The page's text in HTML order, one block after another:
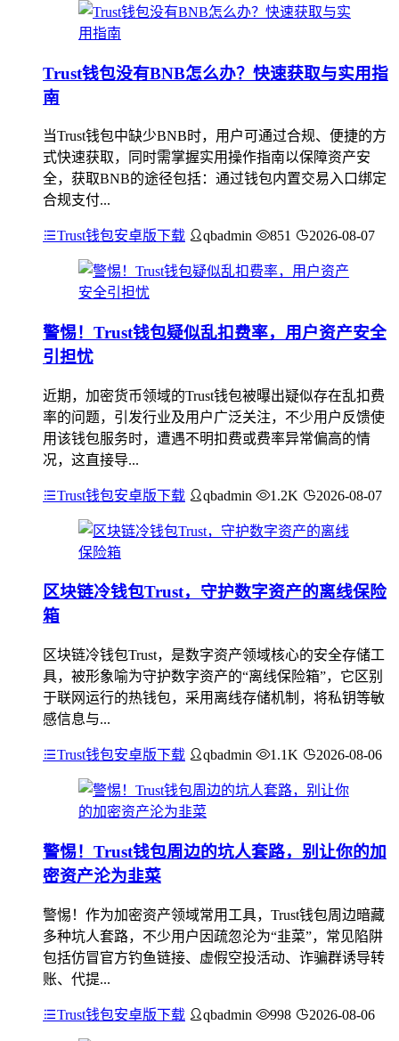
Trust钱包没有BNB怎么办？快速获取与实用指
南
当Trust钱包中缺少BNB时，用户可通过合规、便捷的方
式快速获取，同时需掌握实用操作指南以保障资产安
全，获取BNB的途径包括：通过钱包内置交易入口绑定
合规支付...
Trust钱包安卓版下载 qbadmin 851 2026-08-07
警惕！Trust钱包疑似乱扣费率，用户资产安全
引担忧
近期，加密货币领域的Trust钱包被曝出疑似存在乱扣费
率的问题，引发行业及用户广泛关注，不少用户反馈使
用该钱包服务时，遭遇不明扣费或费率异常偏高的情
况，这直接导...
Trust钱包安卓版下载 qbadmin 1.2K 2026-08-07
区块链冷钱包Trust，守护数字资产的离线保险
箱
区块链冷钱包Trust，是数字资产领域核心的安全存储工
具，被形象喻为守护数字资产的“离线保险箱”，它区别
于联网运行的热钱包，采用离线存储机制，将私钥等敏
感信息与...
Trust钱包安卓版下载 qbadmin 1.1K 2026-08-06
警惕！Trust钱包周边的坑人套路，别让你的加
密资产沦为韭菜
警惕！作为加密资产领域常用工具，Trust钱包周边暗藏
多种坑人套路，不少用户因疏忽沦为“韭菜”，常见陷阱
包括仿冒官方钓鱼链接、虚假空投活动、诈骗群诱导转
账、代提...
Trust钱包安卓版下载 qbadmin 998 2026-08-06